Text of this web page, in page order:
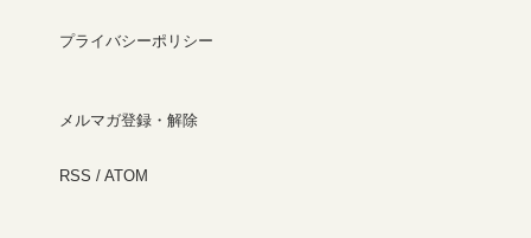
プライバシーポリシー
メルマガ登録・解除
RSS / ATOM